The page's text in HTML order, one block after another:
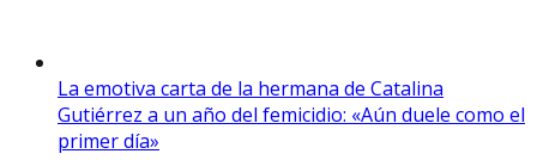
La emotiva carta de la hermana de Catalina
Gutiérrez a un año del femicidio: «Aún duele como el
primer día»